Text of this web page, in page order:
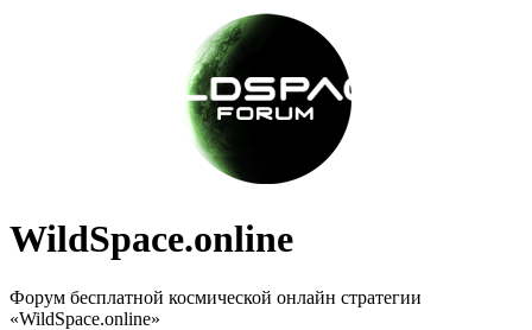
WildSpace.online
Форум бесплатной космической онлайн стратегии
«WildSpace.online»